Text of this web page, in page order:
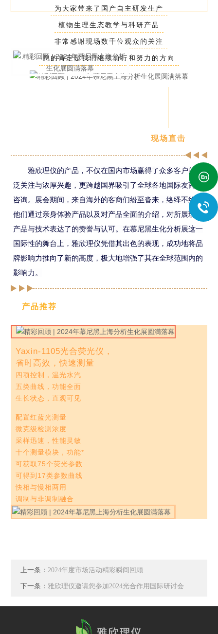
为大家带来了国产自主研发生产
植物生理生态教学与科研产品
非常感谢现场数千位观众的关注
您的肯定是我们继续前行和努力的方向
现场直击
雅欣理仪的产品，不仅在国内市场赢得了众多客户的广
泛关注与浓厚兴趣，更跨越国界吸引了全球各地国际友商的
咨询。展会期间，来自海外的客商们纷至沓来，络绎不绝，
他们通过亲身体验产品以及对产品全面的介绍，对所展现的
产品与技术表达了的赞誉与认可。在慕尼黑生化分析展这一
国际性的舞台上，雅欣理仪凭借其出色的表现，成功地将品
牌影响力推向了新的高度，极大地增强了其在全球范围内的
影响力。
产品推荐
Yaxin-1105光合荧光仪，
省时高效，快速测量
四项控制，温光水汽
五类曲线，功能全面
生长状态，直观可见
配置红蓝光测量
微克级检测浓度
采样迅速，性能灵敏
十个测量模块，功能*
可获取75个荧光参数
可得到17类参数曲线
快相与慢相两用
调制与非调制融合
上一条： 2024年度市场活动精彩瞬间回顾
下一条： 雅欣理仪邀请您参加2024光合作用国际研讨会